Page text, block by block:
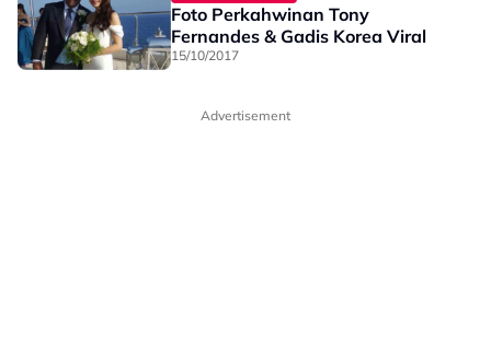
Foto Perkahwinan Tony
Fernandes & Gadis Korea Viral
15/10/2017
Advertisement